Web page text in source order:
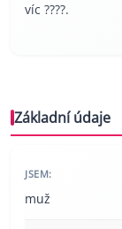
víc ????.
Základní údaje
JSEM:
muž